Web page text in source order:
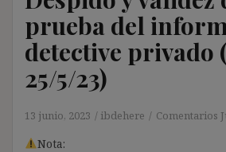
prueba del
detective privado
25/5/23)
13 junio, 2023 ibdehere Comentarios
Nota: